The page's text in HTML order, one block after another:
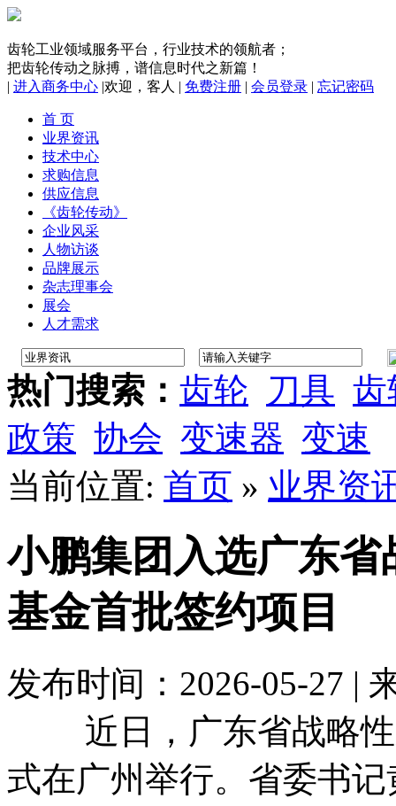
齿轮工业领域服务平台，行业技术的领航者；
把齿轮传动之脉搏，谱信息时代之新篇！
| 进入商务中心 |欢迎， 客人 | 免费注册 | 会员登录 | 忘记密码
首 页
业界资讯
技术中心
求购信息
供应信息
《齿轮传动》
企业风采
人物访谈
品牌展示
杂志理事会
展会
人才需求
热门搜索： 齿轮 刀具 齿
政策 协会 变速器 变速
当前位置: 首页 » 业界资
小鹏集团入选广东
基金首批签约项目
发布时间：2026-05-27 |
近日，广东省战略性
式在广州举行。省委书